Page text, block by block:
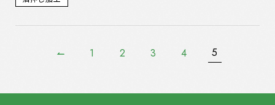
« 1 2 3 4 5